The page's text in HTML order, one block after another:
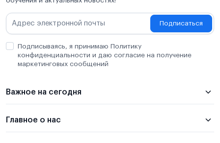
Подписаться
Подписываясь, я принимаю Политику
конфиденциальности и даю согласие на получение
маркетинговых сообщений
Важное на сегодня
Главное о нас